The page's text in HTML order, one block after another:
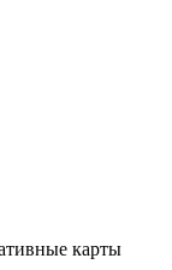
карты